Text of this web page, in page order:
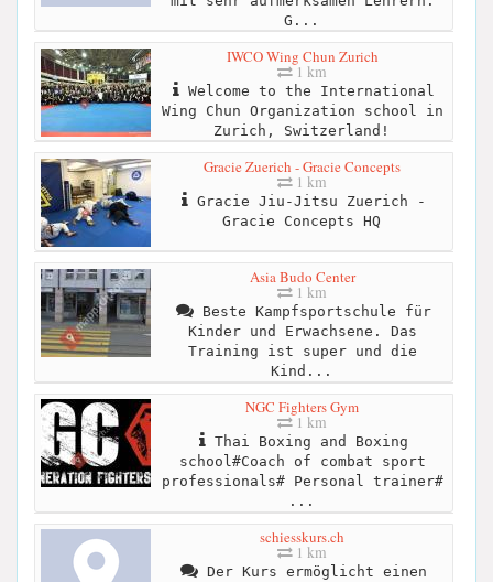
G...
IWCO Wing Chun Zurich
1 km
Welcome to the International
Wing Chun Organization school in
Zurich, Switzerland!
Gracie Zuerich - Gracie Concepts
1 km
Gracie Jiu-Jitsu Zuerich -
Gracie Concepts HQ
Asia Budo Center
1 km
Beste Kampfsportschule für
Kinder und Erwachsene. Das
Training ist super und die
Kind...
NGC Fighters Gym
1 km
Thai Boxing and Boxing
school#Coach of combat sport
professionals# Personal trainer#
...
schiesskurs.ch
1 km
Der Kurs ermöglicht einen